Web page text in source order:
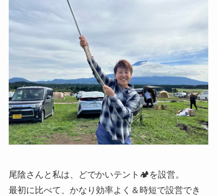
尾陰さんと私は、どでかいテント🏕️を設営。
最初に比べて、かなり効率よく＆時短で設営でき